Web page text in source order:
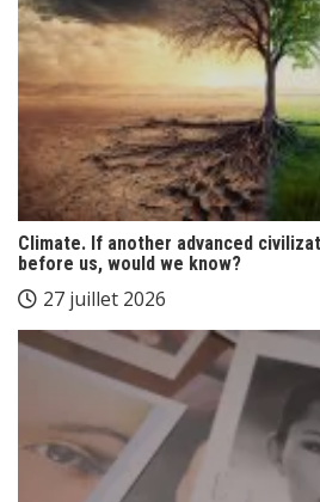
Climate. If another advanced
before us, would we know?
27 juillet 2026